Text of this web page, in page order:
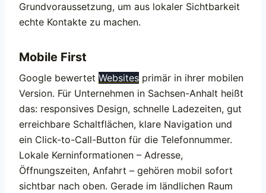
Grundvoraussetzung, um aus lokaler Sichtbarkeit
echte Kontakte zu machen.
Mobile First
Google bewertet Websites primär in ihrer mobilen
Version. Für Unternehmen in Sachsen-Anhalt heißt
das: responsives Design, schnelle Ladezeiten, gut
erreichbare Schaltflächen, klare Navigation und
ein Click-to-Call-Button für die Telefonnummer.
Lokale Kerninformationen – Adresse,
Öffnungszeiten, Anfahrt – gehören mobil sofort
sichtbar nach oben. Gerade im ländlichen Raum